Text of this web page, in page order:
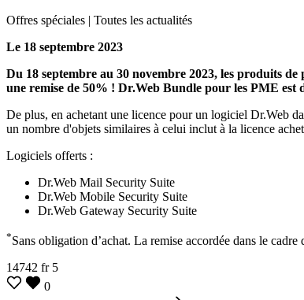
Offres spéciales | Toutes les actualités
Le 18 septembre 2023
Du 18 septembre au 30 novembre 2023, les produits
une remise de 50% ! Dr.Web Bundle pour les PME est
De plus, en achetant une licence pour un logiciel Dr.Web
un nombre d'objets similaires à celui inclut à la licence
Logiciels offerts :
Dr.Web Mail Security Suite
Dr.Web Mobile Security Suite
Dr.Web Gateway Security Suite
*Sans obligation d’achat. La remise accordée dans le
14742 fr 5
0